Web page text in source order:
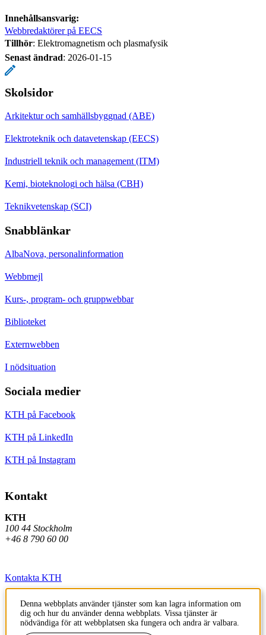
Innehållsansvarig:
Webbredaktörer på EECS
Tillhör: Elektromagnetism och plasmafysik
Senast ändrad: 2026-01-15
Skolsidor
Arkitektur och samhällsbyggnad (ABE)
Elektroteknik och datavetenskap (EECS)
Industriell teknik och management (ITM)
Kemi, bioteknologi och hälsa (CBH)
Teknikvetenskap (SCI)
Snabblänkar
AlbaNova, personalinformation
Webbmejl
Kurs-, program- och gruppwebbar
Biblioteket
Externwebben
I nödsituation
Sociala medier
KTH på Facebook
KTH på LinkedIn
KTH på Instagram
Kontakt
KTH
100 44 Stockholm
+46 8 790 60 00
Kontakta KTH
Jobba på KTH
Press och media
Denna webbplats använder tjänster som kan lagra information om
dig och hur du använder denna webbplats. Vissa tjänster är
nödvändiga för att webbplatsen ska fungera och andra är valbara.